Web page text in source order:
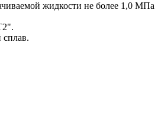
жидкости не более 1,0 МПа